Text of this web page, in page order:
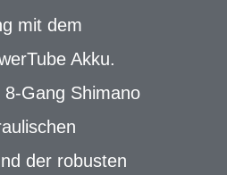
mit dem
Akku.
Gang Shimano
der robusten